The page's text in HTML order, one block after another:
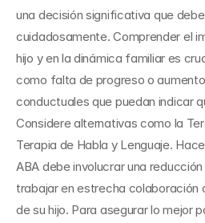
una decisión significativa que
cuidadosamente. Comprender el
hijo y en la dinámica familiar es
como falta de progreso o
conductuales que puedan indicar
Considere alternativas como la
Terapia de Habla y Lenguaje.
ABA debe involucrar una
trabajar en estrecha colaboración
de su hijo. Para asegurar lo mejor